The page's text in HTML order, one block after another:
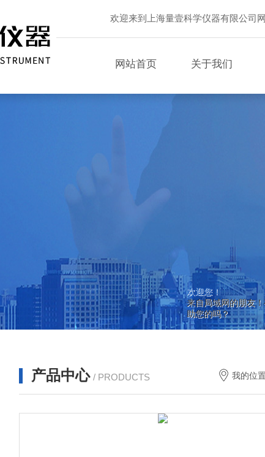
欢迎您！
来自局域网的朋友
助您的吗？
欢迎来到上海量壹科学仪器有限公司网
网站首页 关于我们
产品中心 / PRODUCTS 我的位置